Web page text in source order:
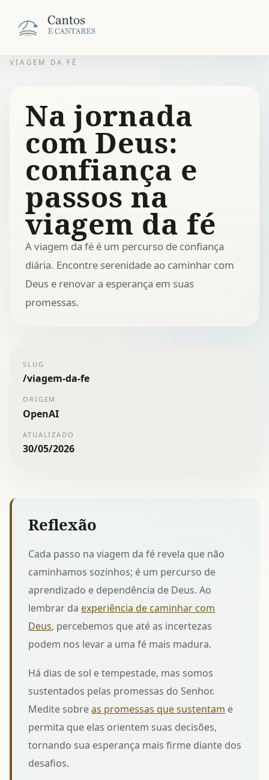
VIAGEM DA FÉ
Na jornada
com Deus:
confiança e
passos na
viagem da fé
A viagem da fé é um percurso de confiança
diária. Encontre serenidade ao caminhar com
Deus e renovar a esperança em suas
promessas.
SLUG
/viagem-da-fe
ORIGEM
OpenAI
ATUALIZADO
30/05/2026
Reflexão
Cada passo na viagem da fé revela que não
caminhamos sozinhos; é um percurso de
aprendizado e dependência de Deus. Ao
lembrar da experiência de caminhar com
Deus, percebemos que até as incertezas
podem nos levar a uma fé mais madura.
Há dias de sol e tempestade, mas somos
sustentados pelas promessas do Senhor.
Medite sobreas promessas que sustentam e
permita que elas orientem suas decisões,
tornando sua esperança mais firme diante dos
desafios.